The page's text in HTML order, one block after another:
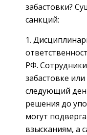
забастовки?
санкций:
РФ.
забастовке
следующий
решения до
могут
взысканиям, а